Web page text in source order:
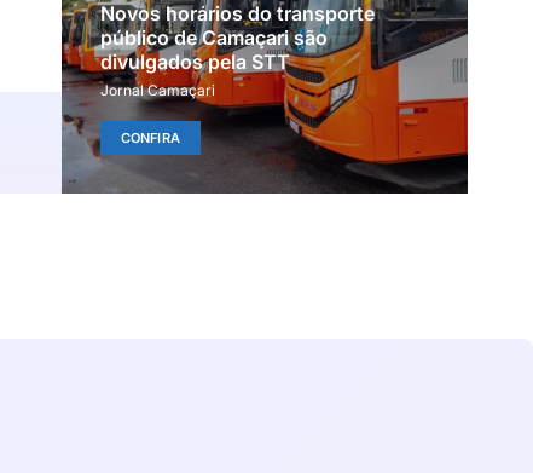
Novos horários do transporte
público de Camaçari são
divulgados pela STT
Jornal Camaçari
CONFIRA